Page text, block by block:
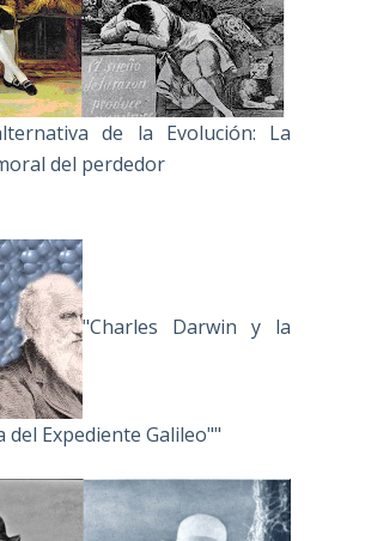
de la Evolución: La
del perdedor
"Charles Darwin y la
del Expediente Galileo""